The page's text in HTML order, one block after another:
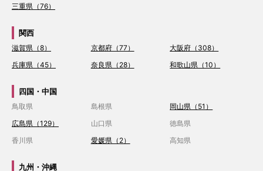
三重県（76）
関西
滋賀県（8） 京都府（77）
大阪府（308）
兵庫県（45）
奈良県（28） 和歌山県（10）
四国・中国
鳥取県 島根県
岡山県（51）
広島県（129）
山口県
徳島県
香川県
愛媛県（2） 高知県
九州・沖縄